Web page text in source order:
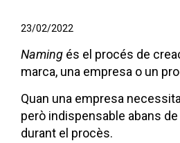
23/02/2022
Naming és el procés de
marca, una empresa o un
Quan una empresa
però indispensable abans
durant el procès.